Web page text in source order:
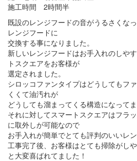
施工時間 2時間半
既設のレンジフードの音がうるさくな
レンジフードに
交換する事になりました。
新しいレンジフードはお手入れのしや
トスクエアをお客様が
選定されました。
シロッコファンタイプはどうしてもフ
くくて油汚れが
どうしても溜まってくる構造になってま
それに対してスマートスクエアはフラ
に取外しが可能なので
お手入れが簡単でとても評判のいいレン
工事完了後、お客様はとても掃除がし
と大変喜ばれてました！